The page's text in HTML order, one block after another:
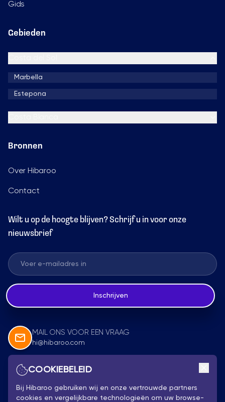
Gids
Gebieden
Marbella
Estepona
Bronnen
Over Hibaroo
Contact
Wilt u op de hoogte blijven? Schrijf u in voor onze
nieuwsbrief
Inschrijven
MAIL ONS VOOR EEN VRAAG
hi@hibaroo.com
Volg Ons
COOKIEBELEID
Bij Hibaroo gebruiken wij en onze vertrouwde partners
cookies en vergelijkbare technologieën om uw browse-